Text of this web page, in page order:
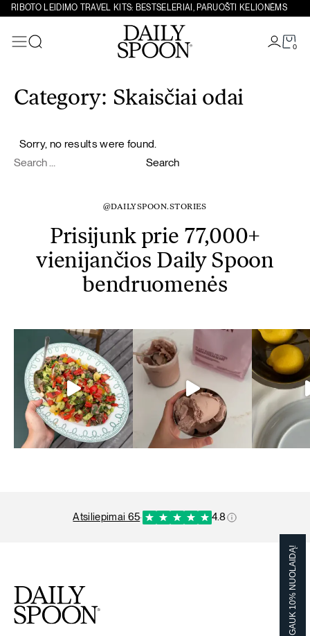
Eiti prie turinio
RIBOTO LEIDIMO TRAVEL KITS: BESTSELERIAI, PARUOŠTI KELIONĖMS
0
Category: Skaisčiai odai
Sorry, no results were found.
Search for:
Search
@DAILYSPOON.STORIES
Prisijunk prie 77,000+
vienijančios Daily Spoon
bendruomenės
atsiliepimai 65· 4.8
GAUK 10% NUOLAIDĄ!